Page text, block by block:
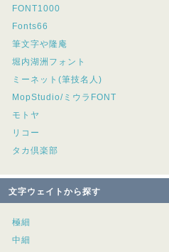
FONT1000
Fonts66
筆文字や隆庵
堀内湖洲フォント
ミーネット(筆技名人)
MopStudio/ミウラFONT
モトヤ
リコー
タカ倶楽部
文字ウェイトから探す
極細
中細